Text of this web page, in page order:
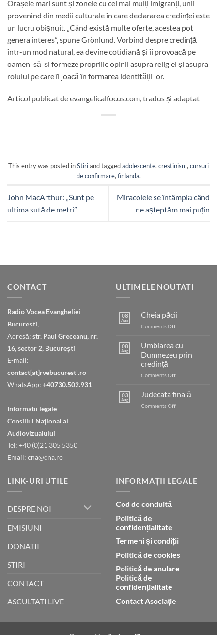
Orașele mari sunt și zonele cu cei mai mulți imigranți, unii
provenind din medii culturale în care declararea credinței este
un lucru obișnuit. „Când există multe oferte, acestea pot
genera interes”, spune Grönlund. Vorbind despre credință
într-un mod natural, ea devine cotidiană și îi provoacă pe
oameni să-și formeze propriile opinii asupra religiei și asupra
rolului pe care îl joacă în formarea identității lor.
Articol publicat de evangelicalfocus.com, tradus și adaptat
This entry was posted inStiriand taggedadolescente,crestinism,cursuri
de confirmare,finlanda.
John MacArthur: „Sunt pe
ultima sută de metri”
Miracolele se întâmplă când
ne așteptăm mai puțin
CONTACT
Radio Vocea Evangheliei
București,
Adresă: str. Paul Greceanu, nr.
16, sector 2, București
E-mail:
contact[at]rvebucuresti.ro
WhatsApp: +40730.502.931
Informatii legale
Consiliul Naţional al
Audiovizualului
Tel: +40 (0)21 305 5350
Email: cna@cna.ro
ULTIMELE NOUTATI
08
Aug
Cheia păcii
Comments Offon
08
Aug
Umblarea cu
Dumnezeu prin
credință
Comments Offon
cu
Dumnezeu
prin
03
Aug
Judecata finală
Comments Offon
LINK-URI UTILE
DESPRE NOI
EMISIUNI
DONATII
STIRI
CONTACT
ASCULTATI LIVE
INFORMAȚII LEGALE
Cod de conduită
Politică de
confidențialitate
Termeni și condiții
Politică de cookies
Politică de anulare
Politică de
confidențialitate
Contact Asociație